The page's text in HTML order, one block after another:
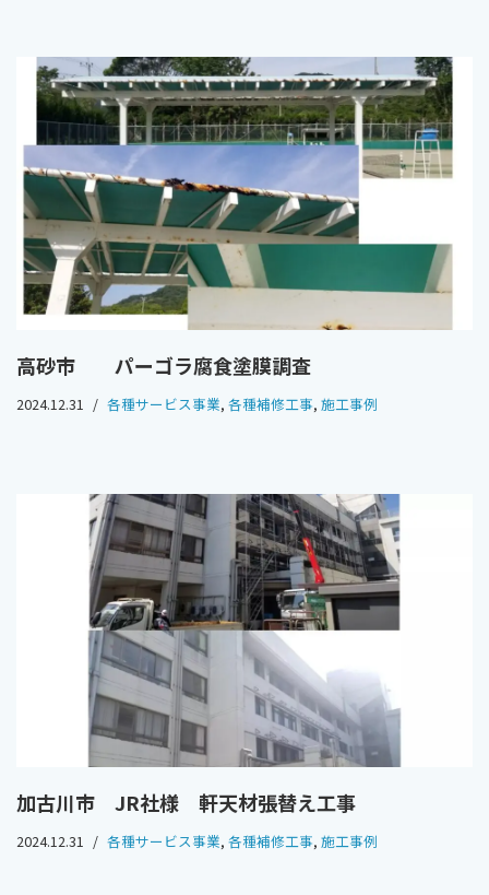
高砂市 パーゴラ腐食塗膜調査
2024.12.31 各種サービス事業, 各種補修工事, 施工事例
加古川市 JR社様 軒天材張替え工事
2024.12.31 各種サービス事業, 各種補修工事, 施工事例